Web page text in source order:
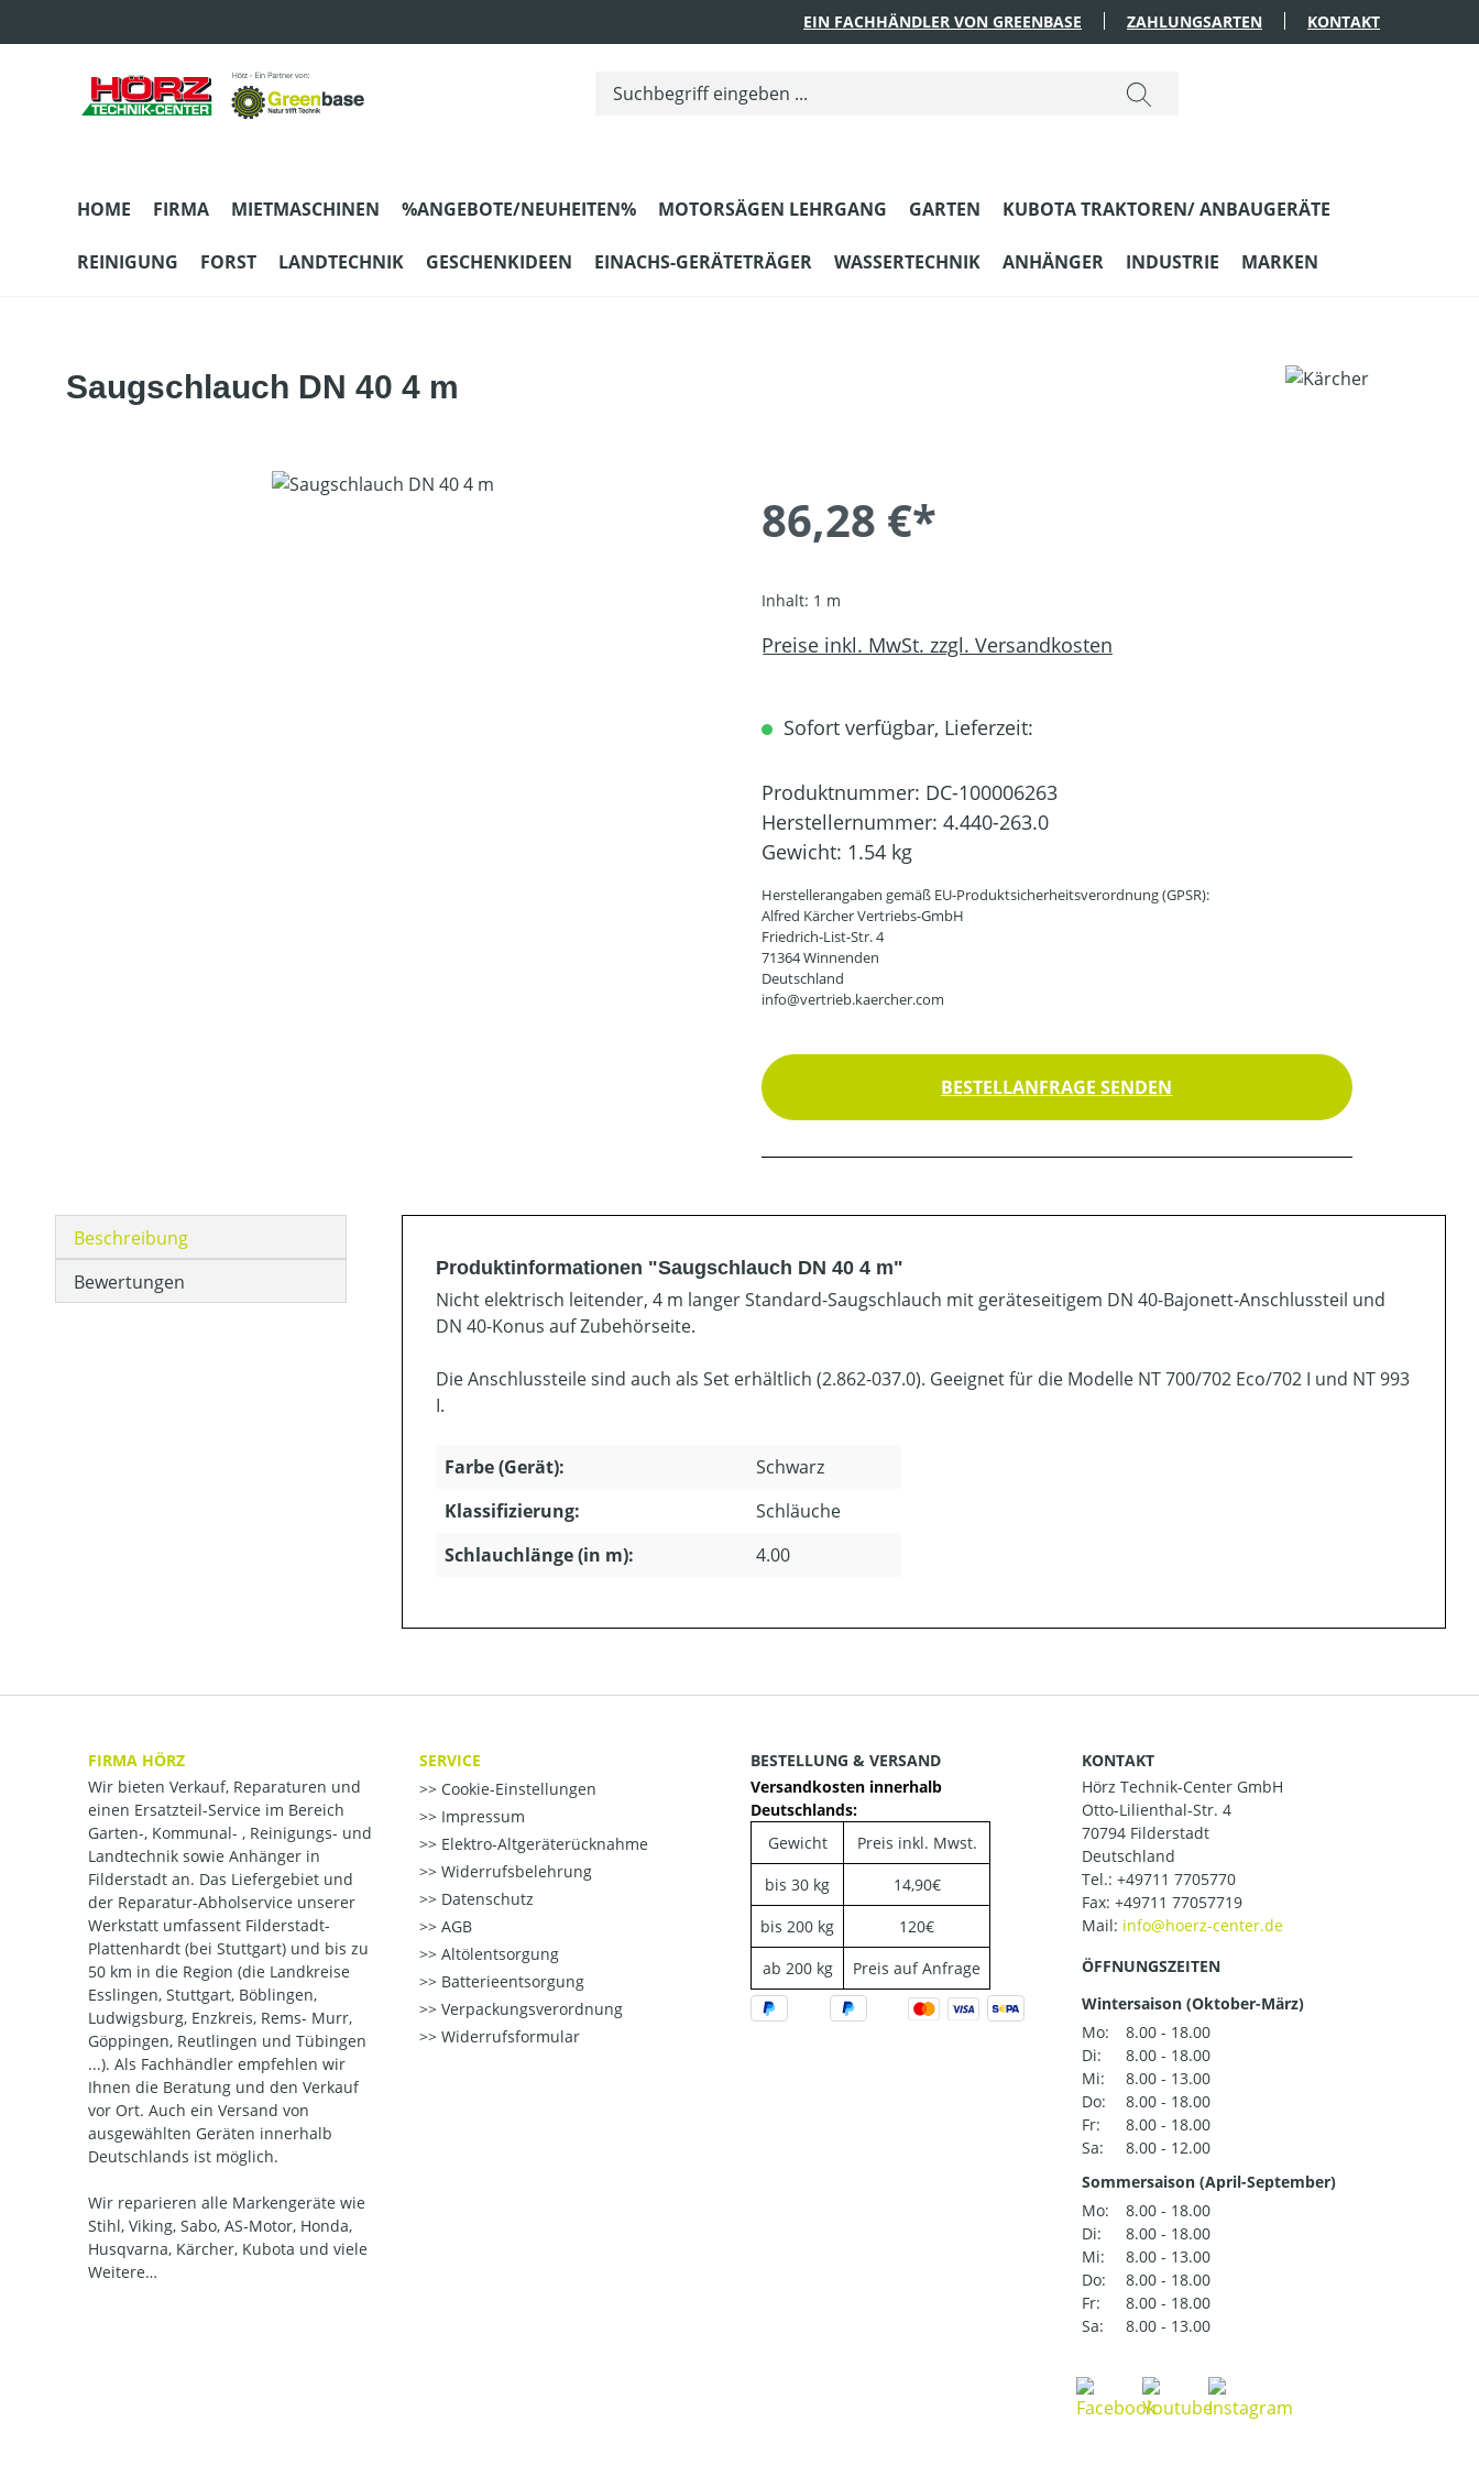
EIN FACHHÄNDLER VON GREENBASE ZAHLUNGSARTEN KONTAKT
HOME FIRMA MIETMASCHINEN %ANGEBOTE/NEUHEITEN% MOTORSÄGEN LEHRGANG GARTEN KUBOTA TRAKTOREN/ ANBAUGERÄTE
REINIGUNG FORST LANDTECHNIK GESCHENKIDEEN EINACHS-GERÄTETRÄGER WASSERTECHNIK ANHÄNGER INDUSTRIE MARKEN
Saugschlauch DN 40 4 m
86,28 €*
Inhalt: 1 m
Preise inkl. MwSt. zzgl. Versandkosten
Sofort verfügbar, Lieferzeit:
Produktnummer: DC-100006263
Herstellernummer: 4.440-263.0
Gewicht: 1.54 kg
Herstellerangaben gemäß EU-Produktsicherheitsverordnung (GPSR):
Alfred Kärcher Vertriebs-GmbH
Friedrich-List-Str. 4
71364 Winnenden
Deutschland
info@vertrieb.kaercher.com
BESTELLANFRAGE SENDEN
Beschreibung
Bewertungen
Produktinformationen "Saugschlauch DN 40 4 m"
Nicht elektrisch leitender, 4 m langer Standard-Saugschlauch mit geräteseitigem DN 40-Bajonett-Anschlussteil und
DN 40-Konus auf Zubehörseite.
Die Anschlussteile sind auch als Set erhältlich (2.862-037.0). Geeignet für die Modelle NT 700/702 Eco/702 I und NT 993
I.
Farbe (Gerät):
Schwarz
Klassifizierung:
Schläuche
Schlauchlänge (in m):
4.00
FIRMA HÖRZ
Wir bieten Verkauf, Reparaturen und
einen Ersatzteil-Service im Bereich
Garten-, Kommunal- , Reinigungs- und
Landtechnik sowie Anhänger in
Filderstadt an. Das Liefergebiet und
der Reparatur-Abholservice unserer
Werkstatt umfassent Filderstadt-
Plattenhardt (bei Stuttgart) und bis zu
50 km in die Region (die Landkreise
Esslingen, Stuttgart, Böblingen,
Ludwigsburg, Enzkreis, Rems- Murr,
Göppingen, Reutlingen und Tübingen
...). Als Fachhändler empfehlen wir
Ihnen die Beratung und den Verkauf
vor Ort. Auch ein Versand von
ausgewählten Geräten innerhalb
Deutschlands ist möglich.
Wir reparieren alle Markengeräte wie
Stihl, Viking, Sabo, AS-Motor, Honda,
Husqvarna, Kärcher, Kubota und viele
Weitere…
SERVICE
Cookie-Einstellungen
Impressum
Elektro-Altgeräterücknahme
Widerrufsbelehrung
Datenschutz
AGB
Altölentsorgung
Batterieentsorgung
Verpackungsverordnung
Widerrufsformular
BESTELLUNG & VERSAND
Versandkosten innerhalb
Deutschlands:
Gewicht
Preis inkl. Mwst.
bis 30 kg
14,90€
bis 200 kg
120€
ab 200 kg
Preis auf Anfrage
KONTAKT
Hörz Technik-Center GmbH
Otto-Lilienthal-Str. 4
70794 Filderstadt
Deutschland
Tel.: +49711 7705770
Fax: +49711 77057719
Mail:
ÖFFNUNGSZEITEN
Wintersaison (Oktober-März)
Mo:
8.00 - 18.00
Di:
8.00 - 18.00
Mi:
8.00 - 13.00
Do:
8.00 - 18.00
Fr:
8.00 - 18.00
Sa:
8.00 - 12.00
Sommersaison (April-September)
Mo:
8.00 - 18.00
Di:
8.00 - 18.00
Mi:
8.00 - 13.00
Do:
8.00 - 18.00
Fr:
8.00 - 18.00
Sa:
8.00 - 13.00